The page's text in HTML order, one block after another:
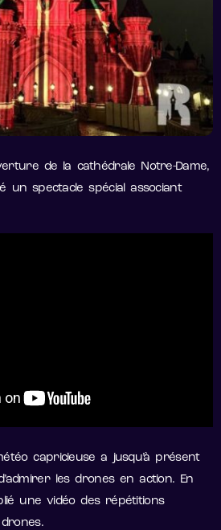
de la cathédrale Notre-Dame,
un spectacle spécial associant
capricieuse a jusqu’à présent
les drones en action. En
une vidéo des répétitions